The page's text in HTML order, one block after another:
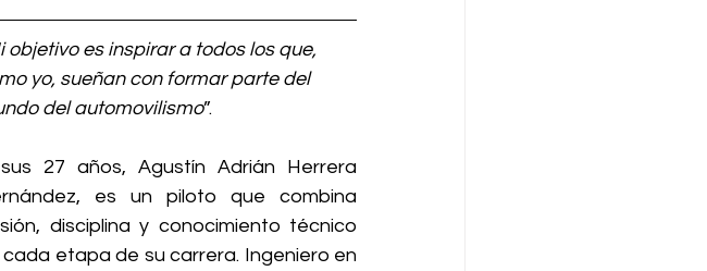
objetivo es inspirar a todos los que,
yo, sueñan con formar parte del
del automovilismo”.
27 años, Agustín Adrián Herrera
es un piloto que combina
disciplina y conocimiento técnico
cada etapa de su carrera. Ingeniero en